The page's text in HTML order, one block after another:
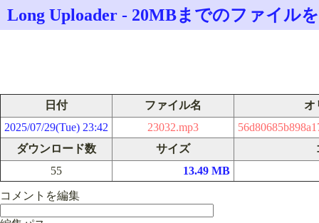
Long Uploader - 20MBまでのファイル
日付 ファイル名
オ
2025/07/29(Tue) 23:42
23032.mp3
ダウンロード数
サイズ
55
13.49 MB
コメントを編集